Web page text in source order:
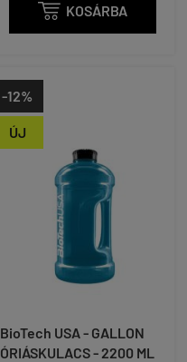
 KOSÁRBA
ÚJ
-12%
BioTech USA - GALLON
ÓRIÁSKULACS - 2200 ML